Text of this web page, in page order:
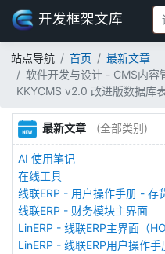
开发框架文库
站点导航 首页
最新文章
软件开发与设计 - CMS内容
KKYCMS v2.0 改进版数据库
最新文章 (全部类别)
AI 使用笔记
在线工具
线联ERP - 用户操作手册 - 存
线联ERP - 财务模块主界面
LinERP - 线联ERP主界面（
LinERP - 线联ERP用户操作